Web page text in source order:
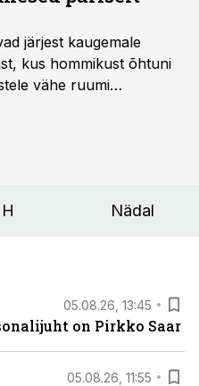
järjest kaugemale
kus hommikust õhtuni
vähe ruumi
Nädal
05.08.26, 13:45
on Pirkko Saar
05.08.26, 11:55